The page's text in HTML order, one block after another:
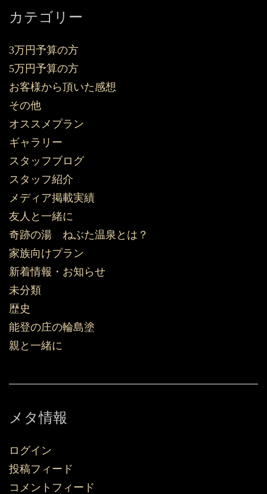
カテゴリー
3万円予算の方
5万円予算の方
お客様から頂いた感想
その他
オススメプラン
ギャラリー
スタッフブログ
スタッフ紹介
メディア掲載実績
友人と一緒に
奇跡の湯 ねぶた温泉とは？
家族向けプラン
新着情報・お知らせ
未分類
歴史
能登の庄の輪島塗
親と一緒に
メタ情報
ログイン
投稿フィード
コメントフィード